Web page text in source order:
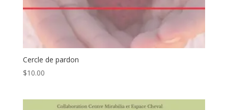
Cercle de pardon
$10.00